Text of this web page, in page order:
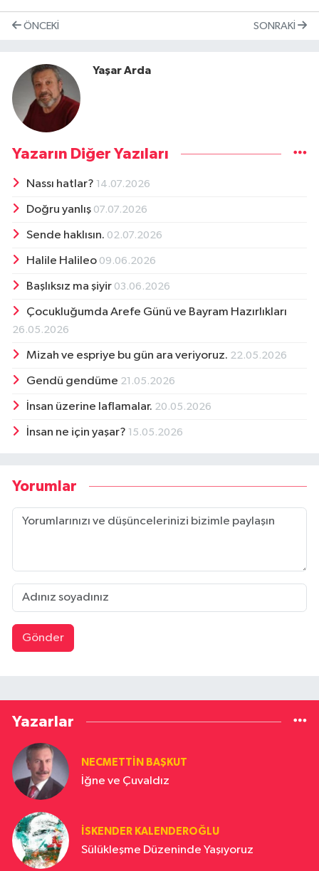
ÖNCEKI SONRAKI
Yaşar Arda
Yazarın Diğer Yazıları
Nassı hatlar? 14.07.2026
Doğru yanlış 07.07.2026
Sende haklısın. 02.07.2026
Halile Halileo 09.06.2026
Başlıksız ma şiyir 03.06.2026
Çocukluğumda Arefe Günü ve Bayram Hazırlıkları
26.05.2026
Mizah ve espriye bu gün ara veriyoruz. 22.05.2026
Gendü gendüme 21.05.2026
İnsan üzerine laflamalar. 20.05.2026
İnsan ne için yaşar? 15.05.2026
Yorumlar
Gönder
Yazarlar
NECMETTIN BAŞKUT
İğne ve Çuvaldız
İSKENDER KALENDEROĞLU
Sülükleşme Düzeninde Yaşıyoruz